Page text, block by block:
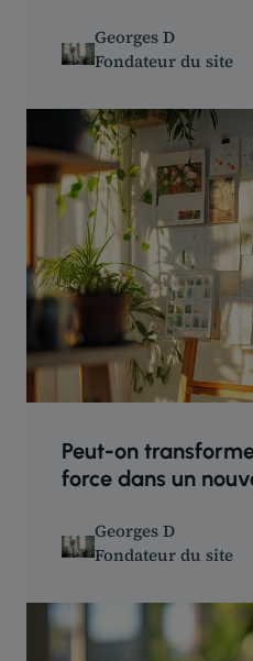
Georges D
Fondateur du site
Peut-on
force dans un
Georges D
Fondateur du site